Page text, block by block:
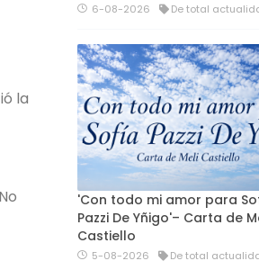
la
6-08-2026 De total
'Con todo mi amor para
Pazzi De Yñigo'– Carta de
Castiello
5-08-2026 De total